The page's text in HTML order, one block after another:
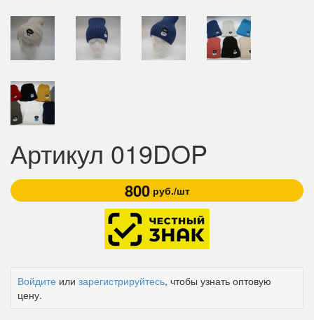
Артикул 019DOP
800руб./шт
Войдите или зарегистрируйтесь, чтобы узнать оптовую
цену.